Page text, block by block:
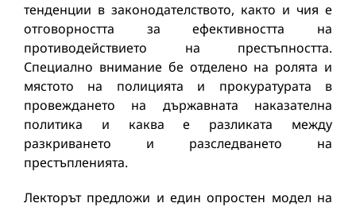
тенденции в законодателството, както и чия е
отговорността за ефективността на
противодействието на престъпността.
Специално внимание бе отделено на ролята и
мястото на полицията и прокуратурата в
провеждането на държавната наказателна
политика и каква е разликата между
разкриването и разследването на
престъпленията.
Лекторът предложи и един опростен модел на